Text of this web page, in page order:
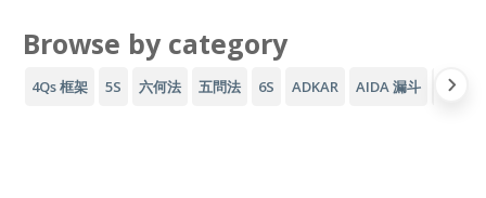
Browse by category
4Qs 框架 5S 六何法 五問法 6S ADKAR AIDA 漏斗 AWS